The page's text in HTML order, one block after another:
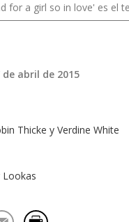
for a girl so in love' es el
de abril de 2015
Thicke y Verdine White
Lookas